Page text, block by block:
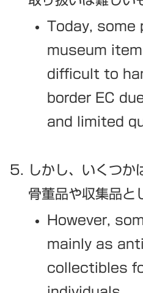
Today, some
museum
difficult to
border EC
and limited
しかし、いくつか
骨董品や収集品と
However,
mainly as
collectibles